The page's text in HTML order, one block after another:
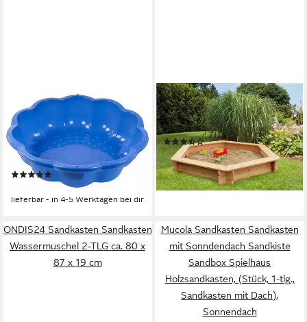
Sandkasten Sandkasten
Blume Planschbecken
Buddelkasten Sandkiste
Kinderpool
lieferbar - in 4-5 Werktagen bei dir
KONIFERA
Sandkasten, BxTxH:
175x175x30 cm
(73)
140,49 €
lieferbar - in 4-5 Werktagen bei dir
ONDIS24 Sandkasten Sandkasten
Wassermuschel 2-TLG ca. 80 x
87 x 19 cm
Mucola Sandkasten Sandkasten
mit Sonndendach Sandkiste
Sandbox Spielhaus
Holzsandkasten, (Stück, 1-tlg.,
Sandkasten mit Dach),
Sonnendach